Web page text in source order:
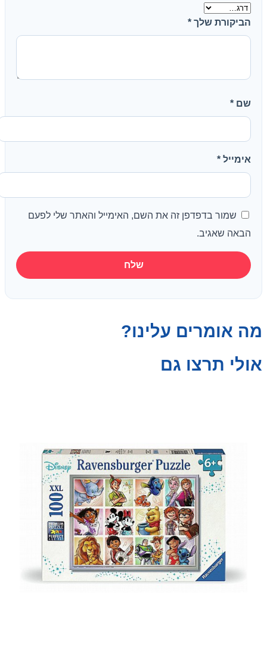
הביקורת שלך *
שם *
אימייל *
שמור בדפדפן זה את השם, האימייל והאתר שלי לפעם
הבאה שאגיב.
מה אומרים עלינו?
אולי תרצו גם